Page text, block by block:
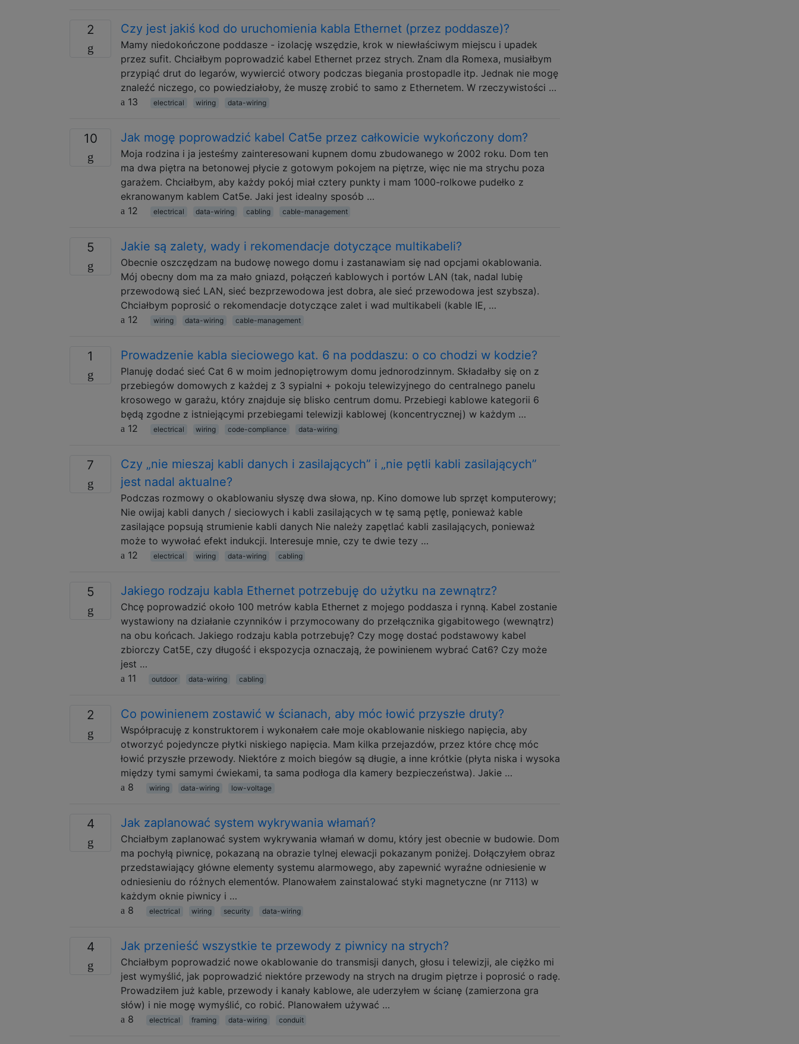
2 Czy jest jakiś kod do uruchomienia kabla Ethernet (przez poddasze)?
Mamy niedokończone poddasze - izolację wszędzie, krok w niewłaściwym miejscu i upadek
przez sufit. Chciałbym poprowadzić kabel Ethernet przez strych. Znam dla Romexa, musiałbym
przypiąć drut do legarów, wywiercić otwory podczas biegania prostopadle itp. Jednak nie mogę
znaleźć niczego, co powiedziałoby, że muszę zrobić to samo z Ethernetem. W rzeczywistości …
13
electrical wiring data-wiring
10 Jak mogę poprowadzić kabel Cat5e przez całkowicie wykończony dom?
Moja rodzina i ja jesteśmy zainteresowani kupnem domu zbudowanego w 2002 roku. Dom ten
ma dwa piętra na betonowej płycie z gotowym pokojem na piętrze, więc nie ma strychu poza
garażem. Chciałbym, aby każdy pokój miał cztery punkty i mam 1000-rolkowe pudełko z
ekranowanym kablem Cat5e. Jaki jest idealny sposób …
12
electrical data-wiring cabling cable-management
5 Jakie są zalety, wady i rekomendacje dotyczące multikabeli?
Obecnie oszczędzam na budowę nowego domu i zastanawiam się nad opcjami okablowania.
Mój obecny dom ma za mało gniazd, połączeń kablowych i portów LAN (tak, nadal lubię
przewodową sieć LAN, sieć bezprzewodowa jest dobra, ale sieć przewodowa jest szybsza).
Chciałbym poprosić o rekomendacje dotyczące zalet i wad multikabeli (kable IE, …
12
wiring data-wiring cable-management
1 Prowadzenie kabla sieciowego kat. 6 na poddaszu: o co chodzi w kodzie?
Planuję dodać sieć Cat 6 w moim jednopiętrowym domu jednorodzinnym. Składałby się on z
przebiegów domowych z każdej z 3 sypialni + pokoju telewizyjnego do centralnego panelu
krosowego w garażu, który znajduje się blisko centrum domu. Przebiegi kablowe kategorii 6
będą zgodne z istniejącymi przebiegami telewizji kablowej (koncentrycznej) w każdym …
12
electrical wiring code-compliance data-wiring
7
Czy „nie mieszaj kabli danych i zasilających” i „nie pętli kabli zasilających”
jest nadal aktualne?
Podczas rozmowy o okablowaniu słyszę dwa słowa, np. Kino domowe lub sprzęt komputerowy;
Nie owijaj kabli danych / sieciowych i kabli zasilających w tę samą pętlę, ponieważ kable
zasilające popsują strumienie kabli danych Nie należy zapętlać kabli zasilających, ponieważ
może to wywołać efekt indukcji. Interesuje mnie, czy te dwie tezy …
12
electrical wiring data-wiring cabling
5 Jakiego rodzaju kabla Ethernet potrzebuję do użytku na zewnątrz?
Chcę poprowadzić około 100 metrów kabla Ethernet z mojego poddasza i rynną. Kabel zostanie
wystawiony na działanie czynników i przymocowany do przełącznika gigabitowego (wewnątrz)
na obu końcach. Jakiego rodzaju kabla potrzebuję? Czy mogę dostać podstawowy kabel
zbiorczy Cat5E, czy długość i ekspozycja oznaczają, że powinienem wybrać Cat6? Czy może
jest …
11
outdoor data-wiring cabling
2 Co powinienem zostawić w ścianach, aby móc łowić przyszłe druty?
Współpracuję z konstruktorem i wykonałem całe moje okablowanie niskiego napięcia, aby
otworzyć pojedyncze płytki niskiego napięcia. Mam kilka przejazdów, przez które chcę móc
łowić przyszłe przewody. Niektóre z moich biegów są długie, a inne krótkie (płyta niska i wysoka
między tymi samymi ćwiekami, ta sama podłoga dla kamery bezpieczeństwa). Jakie …
8
wiring data-wiring low-voltage
4 Jak zaplanować system wykrywania włamań?
Chciałbym zaplanować system wykrywania włamań w domu, który jest obecnie w budowie. Dom
ma pochyłą piwnicę, pokazaną na obrazie tylnej elewacji pokazanym poniżej. Dołączyłem obraz
przedstawiający główne elementy systemu alarmowego, aby zapewnić wyraźne odniesienie w
odniesieniu do różnych elementów. Planowałem zainstalować styki magnetyczne (nr 7113) w
każdym oknie piwnicy i …
8
electrical wiring security data-wiring
4 Jak przenieść wszystkie te przewody z piwnicy na strych?
Chciałbym poprowadzić nowe okablowanie do transmisji danych, głosu i telewizji, ale ciężko mi
jest wymyślić, jak poprowadzić niektóre przewody na strych na drugim piętrze i poprosić o radę.
Prowadziłem już kable, przewody i kanały kablowe, ale uderzyłem w ścianę (zamierzona gra
słów) i nie mogę wymyślić, co robić. Planowałem używać …
8
electrical framing data-wiring conduit